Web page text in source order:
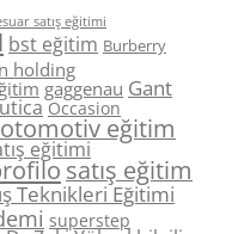
satış eğitimi
bst eğitim Burberry
holding
gaggenau Gant
Occasion
otomotiv eğitim
eğitimi
satış eğitim
Teknikleri Eğitimi
superstep